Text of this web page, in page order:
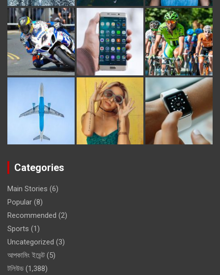
Categories
Main Stories (6)
Popular (8)
Recommended (2)
Sports (1)
Uncategorized (3)
আপকামিং ইভেন্ট (5)
টলিউড (1,388)